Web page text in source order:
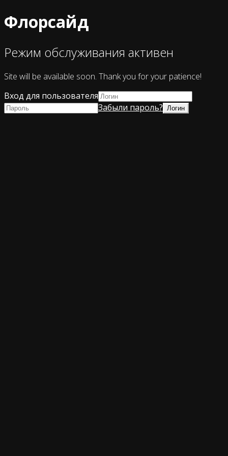
Флорсайд
Режим обслуживания активен
Site will be available soon. Thank you for your patience!
Вход для пользователя
Забыли пароль?